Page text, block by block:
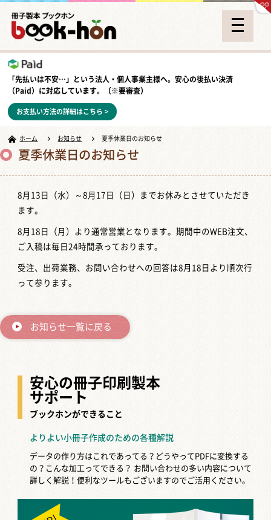
「先払いは不安…」という法人・個人事業主様へ。安心の後払い決済
（Paid） に対応しています。（※要審査）
お支払い方法の詳細はこちら >
ホーム お知らせ 夏季休業日のお知らせ
夏季休業日のお知らせ
8月13日（水）～8月17日（日）までお休みとさせていただき
ます。
8月18日（月）より通常営業となります。期間中のWEB注文、
ご入稿は毎日24時間承っております。
受注、出荷業務、お問い合わせへの回答は8月18日より順次行
って参ります。
お知らせ一覧に戻る
安心の冊子印刷製本
サポート
ブックホンができること
よりよい小冊子作成のための各種解説
データの作り方はこれであってる？どうやってPDFに変換する
の？こんな加工ってできる？ お問い合わせの多い内容について
詳しく解説！便利なツールもございますのでご活用ください。